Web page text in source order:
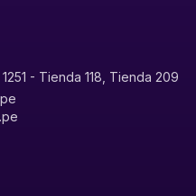
- Tienda 118, Tienda 209